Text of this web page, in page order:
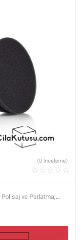
(0 İnceleme)
Polisaj ve Parlatma,